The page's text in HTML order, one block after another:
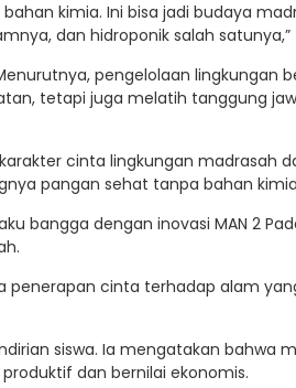
kimia. Ini bisa jadi budaya
dan hidroponik salah
pengelolaan lingkungan
tetapi juga melatih tanggung
cinta lingkungan madrasah
pangan sehat tanpa bahan
bangga dengan inovasi MAN 2
penerapan cinta terhadap alam
siswa. Ia mengatakan bahwa
dan bernilai ekonomis.